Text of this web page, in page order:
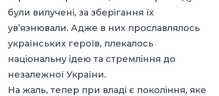
були вилучені, за зберігання їх
ув’язнювали. Адже в них прославлялось
українських героїв, плекалось
національну ідею та стремління до
незалежної України.
На жаль, тепер при владі є покоління, яке